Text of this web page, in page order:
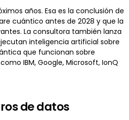
años. Esa es la conclusión de
cuántico antes de 2028 y que la
La consultora también lanza
inteligencia artificial sobre
que funcionan sobre
IBM, Google, Microsoft, IonQ
de datos